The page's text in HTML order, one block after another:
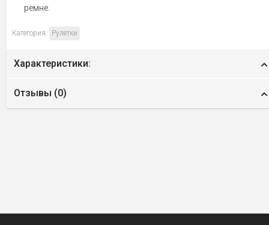
ремне.
Категория: Рулетки
Характеристики:
Отзывы (0)